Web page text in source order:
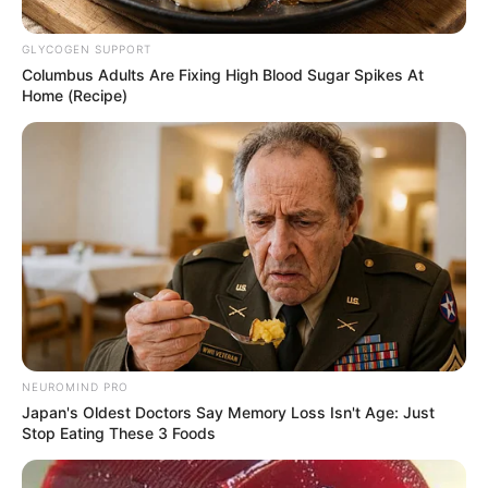
Hospital Universitario de Santander, en referencia
para artículo
Por:Ingrid Liliana Jaimes Jaimes
Mayo 16, 2021
GLYCOGEN SUPPORT
Columbus Adults Are Fixing High Blood Sugar Spikes At
Home (Recipe)
NEUROMIND PRO
Japan's Oldest Doctors Say Memory Loss Isn't Age: Just
Stop Eating These 3 Foods